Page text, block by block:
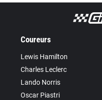
Coureurs
Lewis Hamilton
Charles Leclerc
Lando Norris
Oscar Piastri